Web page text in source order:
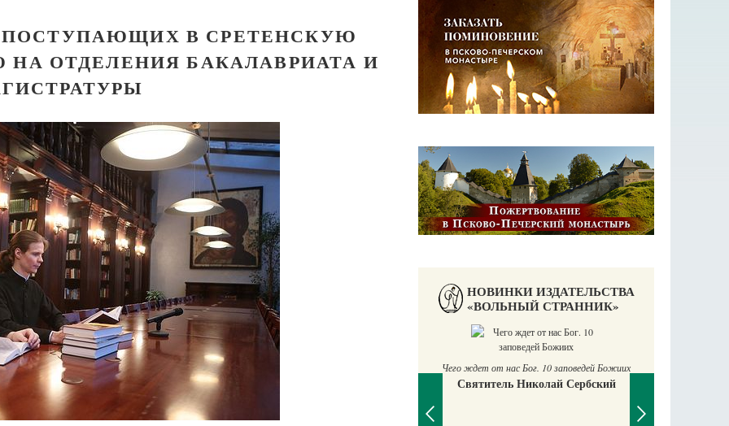
В СРЕТЕНСКУЮ
ОТДЕЛЕНИЯ БАКАЛАВРИАТА И
НОВИНКИ ИЗДАТЕЛЬСТВА
«ВОЛЬНЫЙ СТРАННИК»
Чего ждет от нас Бог. 10 заповедей Божиих
Святитель Николай Сербский